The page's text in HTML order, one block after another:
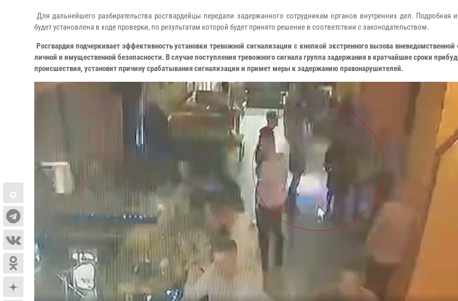
Для дальнейшего разбирательства росгвардейцы передали задержанного сотрудникам органов внутренних дел. Подробная
будет установлена в ходе проверки, по результатам которой будет принято решение в соответствии с законодательством.
Росгвардия подчеркивает эффективность установки тревожной сигнализации с кнопкой экстренного вызова
личной и имущественной безопасности. В случае поступления тревожного сигнала группа задержания в кратчайшие сроки
происшествия, установит причину срабатывания сигнализации и примет меры к задержанию правонарушителей.